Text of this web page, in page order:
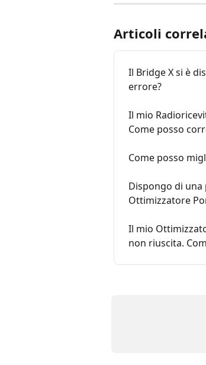
Articoli
Il Bridge X si è
errore?
Il mio
Come posso
Come posso
Dispongo di una
Ottimizzatore
Il mio
non riuscita.